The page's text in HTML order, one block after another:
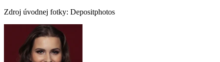
Zdroj úvodnej fotky: Depositphotos